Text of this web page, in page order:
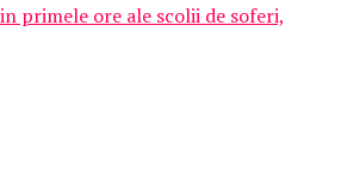
primele ore ale scolii de soferi,